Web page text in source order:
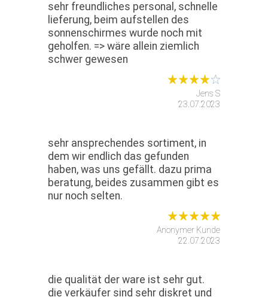
sehr freundliches personal, schnelle
lieferung, beim aufstellen des
sonnenschirmes wurde noch mit
geholfen. => wäre allein ziemlich
schwer gewesen
Jens S
23.07.2023
sehr ansprechendes sortiment, in
dem wir endlich das gefunden
haben, was uns gefällt. dazu prima
beratung, beides zusammen gibt es
nur noch selten.
Anonymer Kunde
22.07.2023
die qualität der ware ist sehr gut.
die verkäufer sind sehr diskret und